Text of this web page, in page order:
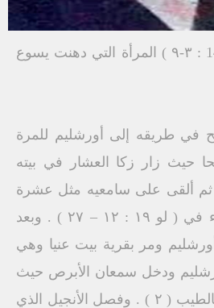
إنجيل العشية - ( مر 14 : ٣-٩ ) المرأة التي دهنت يسوع
في طريقه إلى أورشليم للمرة
حيث زار زكا العشار في بيته
ثم ألقى على سامعيه مثل عشرة
الأمناء على نحو ما جاء في ( لو ۱۹ : ۱۲ – ۲۷ ) . وبعد
ومر بقرية بيت عنيا وهي
ودخل سمعان الأبرص حيث
أكرمته مريم بمسحه بالطيب ( ٢ ) . وفصل الأنجيل الذي